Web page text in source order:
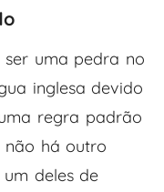
uma pedra no
inglesa devido
regra padrão
não há outro
deles de